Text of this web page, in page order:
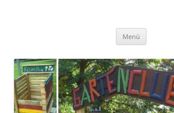
Menü